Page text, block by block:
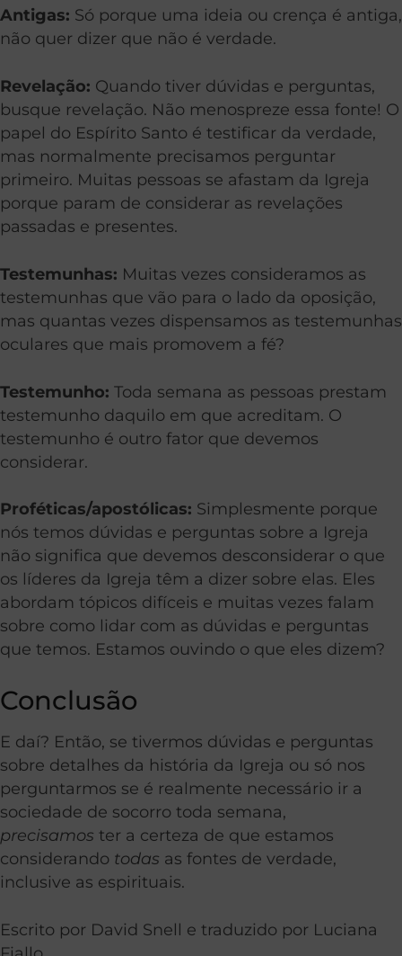
Antigas: Só porque uma ideia ou crença é antiga,
não quer dizer que não é verdade.
Revelação: Quando tiver dúvidas e perguntas,
busque revelação. Não menospreze essa fonte! O
papel do Espírito Santo é testificar da verdade,
mas normalmente precisamos perguntar
primeiro. Muitas pessoas se afastam da Igreja
porque param de considerar as revelações
passadas e presentes.
Testemunhas: Muitas vezes consideramos as
testemunhas que vão para o lado da oposição,
mas quantas vezes dispensamos as testemunhas
oculares que mais promovem a fé?
Testemunho: Toda semana as pessoas prestam
testemunho daquilo em que acreditam. O
testemunho é outro fator que devemos
considerar.
Proféticas/apostólicas: Simplesmente porque
nós temos dúvidas e perguntas sobre a Igreja
não significa que devemos desconsiderar o que
os líderes da Igreja têm a dizer sobre elas. Eles
abordam tópicos difíceis e muitas vezes falam
sobre como lidar com as dúvidas e perguntas
que temos. Estamos ouvindo o que eles dizem?
Conclusão
E daí? Então, se tivermos dúvidas e perguntas
sobre detalhes da história da Igreja ou só nos
perguntarmos se é realmente necessário ir a
sociedade de socorro toda semana,
precisamos ter a certeza de que estamos
considerando todas as fontes de verdade,
inclusive as espirituais.
Escrito por David Snell e traduzido por Luciana